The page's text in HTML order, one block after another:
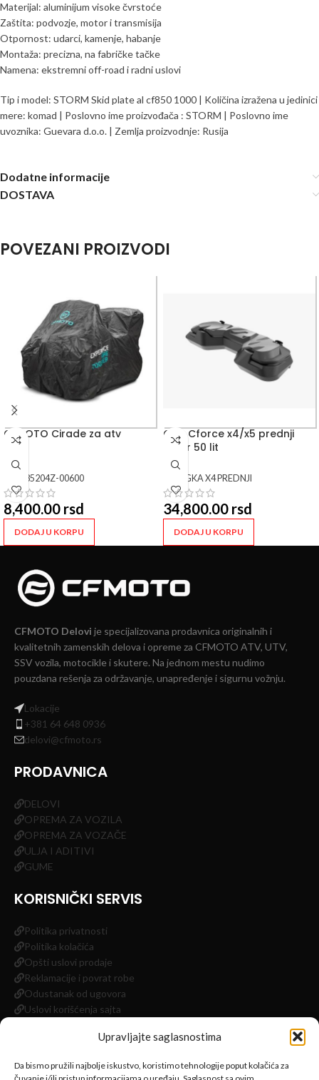
Upravljajte saglasnostima
Da bismo pružili najbolje iskustvo, koristimo tehnologije poput kolačića za
Materijal: aluminijum visoke čvrstoće
Zaštita: podvozje, motor i transmisija
Otpornost: udarci, kamenje, habanje
Montaža: precizna, na fabričke tačke
Namena: ekstremni off-road i radni uslovi
Tip i model: STORM Skid plate al cf850 1000 | Količina izražena u jedinici
mere: komad | Poslovno ime proizvođača : STORM | Poslovno ime
uvoznika: Guevara d.o.o. | Zemlja proizvodnje: Rusija
Dodatne informacije
DOSTAVA
POVEZANI PROIZVODI
CFMOTO Cirade za atv
85204Z-00600
8,400.00 rsd
DODAJ U KORPU
GKA Cforce x4/x5 prednji
kofer 50 lit
GKA X4 PREDNJI
34,800.00 rsd
DODAJ U KORPU
CFMOTO Delovi je specijalizovana prodavnica originalnih i
kvalitetnih zamenskih delova i opreme za CFMOTO ATV, UTV,
SSV vozila, motocikle i skutere. Na jednom mestu nudimo
pouzdana rešenja za održavanje, unapređenje i sigurnu vožnju.
Lokacije
+381 64 648 0936
delovi@cfmoto.rs
PRODAVNICA
DELOVI
OPREMA ZA VOZILA
OPREMA ZA VOZAČE
ULJA I ADITIVI
GUME
KORISNIČKI SERVIS
Politika privatnosti
Politika kolačića
Opšti uslovi prodaje
Reklamacije i povrat robe
Odustanak od ugovora
Uslovi korišćenja sajta
INFORMACIJE